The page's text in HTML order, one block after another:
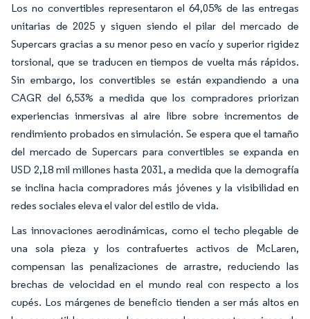
Los no convertibles representaron el 64,05% de las entregas
unitarias de 2025 y siguen siendo el pilar del mercado de
Supercars gracias a su menor peso en vacío y superior rigidez
torsional, que se traducen en tiempos de vuelta más rápidos.
Sin embargo, los convertibles se están expandiendo a una
CAGR del 6,53% a medida que los compradores priorizan
experiencias inmersivas al aire libre sobre incrementos de
rendimiento probados en simulación. Se espera que el tamaño
del mercado de Supercars para convertibles se expanda en
USD 2,18 mil millones hasta 2031, a medida que la demografía
se inclina hacia compradores más jóvenes y la visibilidad en
redes sociales eleva el valor del estilo de vida.
Las innovaciones aerodinámicas, como el techo plegable de
una sola pieza y los contrafuertes activos de McLaren,
compensan las penalizaciones de arrastre, reduciendo las
brechas de velocidad en el mundo real con respecto a los
cupés. Los márgenes de beneficio tienden a ser más altos en